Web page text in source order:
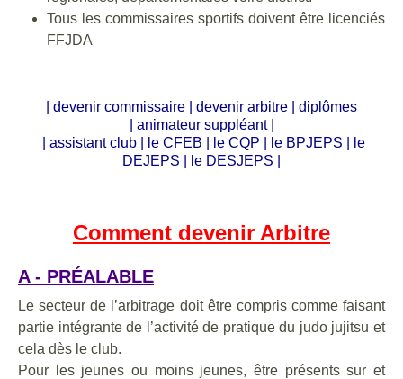
Tous les commissaires sportifs doivent être licenciés
FFJDA
devenir commissaire devenir arbitre
diplômes
animateur suppléant|
assistant club le CFEB le CQP le BPJEPS
le
DEJEPS
le DESJEPS
Comment devenir Arbitre
A - PRÉALABLE
Le secteur de l’arbitrage doit être compris comme faisant
partie intégrante de l’activité de pratique du judo jujitsu et
cela dès le club.
Pour les jeunes ou moins jeunes, être présents sur et